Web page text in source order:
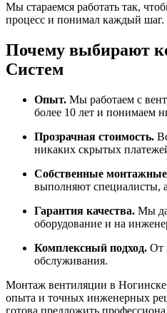
Мы стараемся работать так,
процесс и понимал каждый шаг.
Почему выбирают
Систем
Опыт. Мы работаем с
более 10 лет и понимаем
Прозрачная стоимость.
никаких скрытых
Собственные
выполняют специалисты,
Гарантия качества. Мы
оборудование и на
Комплексный подход. От
обслуживания.
Монтаж вентиляции в Ногинске
опыта и точных инженерных
готова предложить